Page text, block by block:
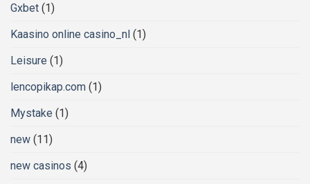
Gxbet (1)
Kaasino online casino_nl (1)
Leisure (1)
lencopikap.com (1)
Mystake (1)
new (11)
new casinos (4)